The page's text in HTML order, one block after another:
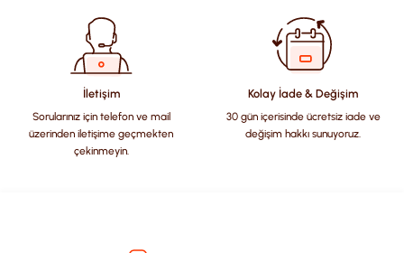
Ürün bilgilerinde hatalar bulunuyor.
Ürün fiyatı diğer sitelerden daha pahalı.
Bu ürüne benzer farklı alternatifler olmalı.
İletişim
Sorularınız için telefon ve mail
üzerinden iletişime geçmekten
çekinmeyin.
Kolay İade & Değişim
30 gün içerisinde ücretsiz iade ve
değişim hakkı sunuyoruz.